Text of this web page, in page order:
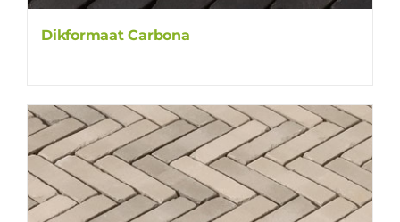
Dikformaat Carbona